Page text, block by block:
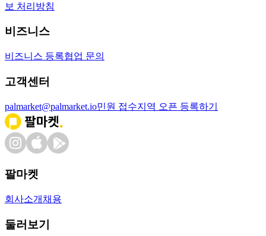
보 처리방침
비즈니스
비즈니스 등록협업 문의
고객센터
palmarket@palmarket.io민원 접수지역 오픈 등록하기
팔마켓
회사소개 채용
둘러보기